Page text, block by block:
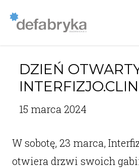
DZIEŃ
15 marca 2024
W sobotę, 23 marca,
otwiera drzwi swoich